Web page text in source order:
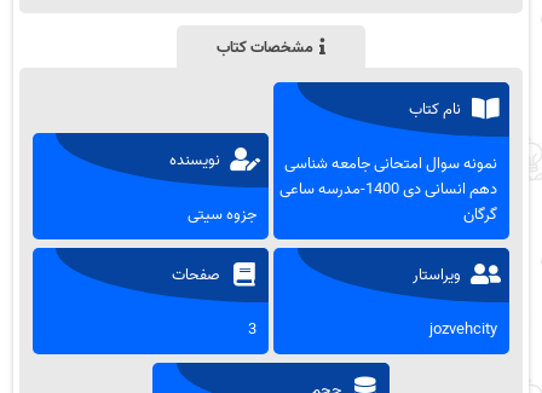
مشخصات کتاب
نام کتاب
نمونه سوال امتحانی جامعه شناسی
دهم انسانی دی 1400-مدرسه ساعی
گرگان
نویسنده
جزوه سیتی
ویراستار
jozvehcity
صفحات
3